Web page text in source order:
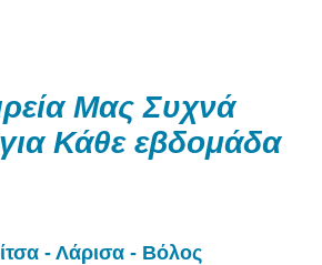
Μας Συχνά
Κάθε εβδομάδα
- Λάρισα - Βόλος